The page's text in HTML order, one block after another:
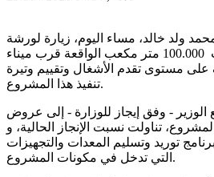
ولد خالد، مساء اليوم، زيارة لورشة
بناء مستودعات المحروقات 100.000 متر مكعب الواقعة قرب ميناء
مستوى تقدم الأشغال وتقييم وتيرة
تنفيذ هذا المشروع.
الوزير - وفق إيجاز للوزارة - إلى عروض
تناولت نسبت الإنجاز الحالية، و
توريد وتسليم المعدات والتجهيزات
التي تدخل في مكونات المشروع.